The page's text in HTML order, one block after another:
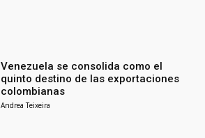
Venezuela se consolida como el
quinto destino de las exportaciones
colombianas
Andrea Teixeira